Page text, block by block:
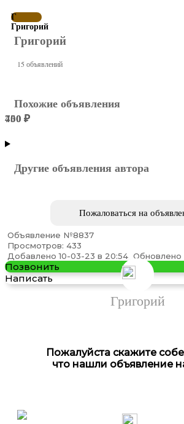
Г
Григорий
Григорий
15 объявлений
Похожие объявления
Коммутатор D-Link DES-1008D
400 ₽
750 ₽
Другие объявления автора
Пожаловаться на
Объявление №8837
Просмотров: 433
Добавлено 10-03-23 в 20:54 Обновлено
Позвонить
Написать
Григорий
Пожалуйста скажите
что нашли объявление